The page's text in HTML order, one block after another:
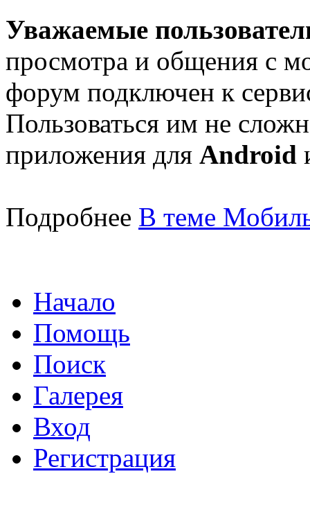
Уважаемые
просмотра и общения с
форум подключен к
Пользоваться им не
приложения для Android
Подробнее В теме
Начало
Помощь
Поиск
Галерея
Вход
Регистрация